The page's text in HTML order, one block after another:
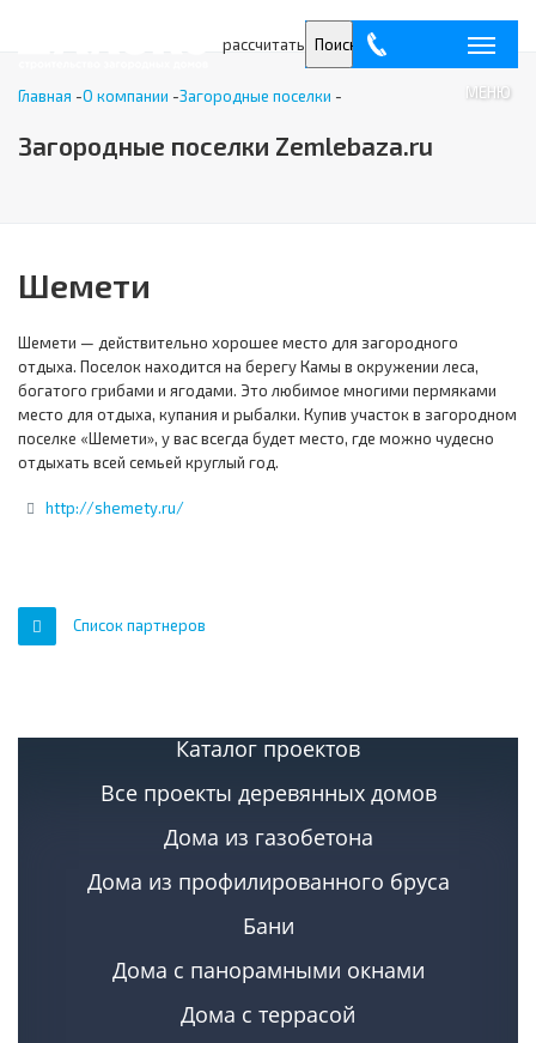
рассчитать
МЕНЮ
Поиск
Главная -О компании -Загородные поселки -
Загородные поселки Zemlebaza.ru
Шемети
Шемети — действительно хорошее место для загородного
отдыха. Поселок находится на берегу Камы в окружении леса,
богатого грибами и ягодами. Это любимое многими пермяками
место для отдыха, купания и рыбалки. Купив участок в загородном
поселке «Шемети», у вас всегда будет место, где можно чудесно
отдыхать всей семьей круглый год.
http://shemety.ru/
Список партнеров
Каталог проектов
Все проекты деревянных домов
Дома из газобетона
Дома из профилированного бруса
Бани
Дома с панорамными окнами
Дома с террасой